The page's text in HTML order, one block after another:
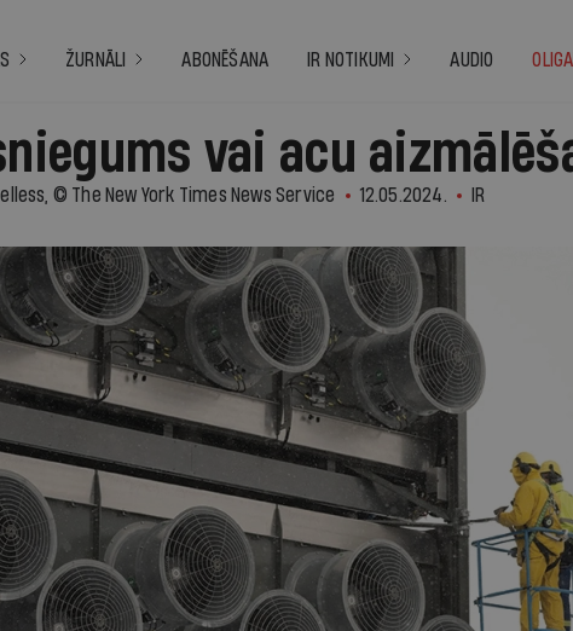
ŽURNĀLI ABONĒŠANA IR NOTIKUMI AUDIO
vai acu
© The New York Times News Service 12.05.2024. IR